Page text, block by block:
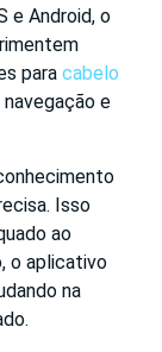
e Android, o
para cabelo
e
Isso
ao
o aplicativo
na